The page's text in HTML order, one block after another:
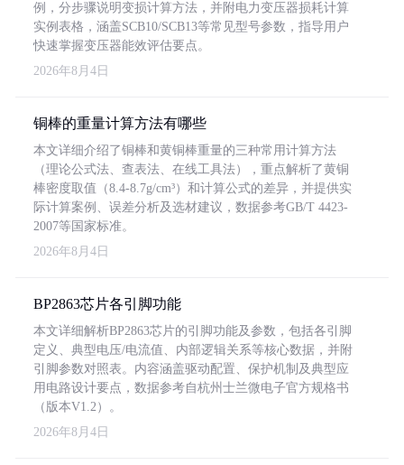
例，分步骤说明变损计算方法，并附电力变压器损耗计算
实例表格，涵盖SCB10/SCB13等常见型号参数，指导用户
快速掌握变压器能效评估要点。
2026年8月4日
铜棒的重量计算方法有哪些
本文详细介绍了铜棒和黄铜棒重量的三种常用计算方法
（理论公式法、查表法、在线工具法），重点解析了黄铜
棒密度取值（8.4-8.7g/cm³）和计算公式的差异，并提供实
际计算案例、误差分析及选材建议，数据参考GB/T 4423-
2007等国家标准。
2026年8月4日
BP2863芯片各引脚功能
本文详细解析BP2863芯片的引脚功能及参数，包括各引脚
定义、典型电压/电流值、内部逻辑关系等核心数据，并附
引脚参数对照表。内容涵盖驱动配置、保护机制及典型应
用电路设计要点，数据参考自杭州士兰微电子官方规格书
（版本V1.2）。
2026年8月4日